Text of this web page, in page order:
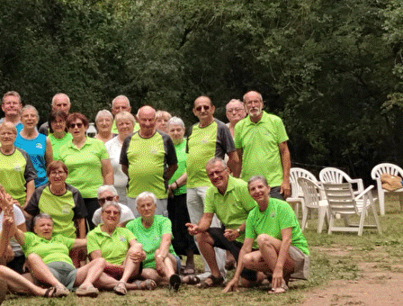
Exporter les lignes sélectionnées
Exporter toutes les colonnes
Exporter uniquement les colonnes affichées
Menu
<
>
Adhérer Saison 2026-2027
Assurance FFR
Contact
Ajoutez un logo, un bouton, des réseaux sociaux
Cliquez pour éditer